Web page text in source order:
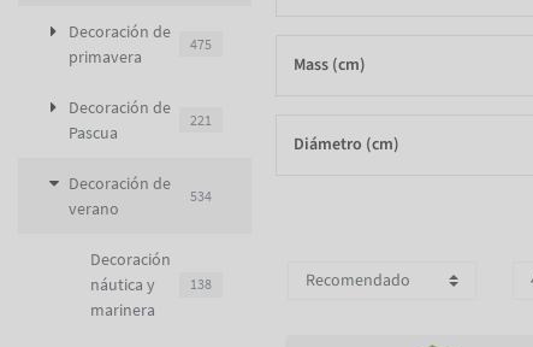
Decoración de
primavera
475
Decoración de
Pascua
221
Decoración de
verano
534
Decoración
náutica y
marinera
138
Mass (cm)
Diámetro (cm)